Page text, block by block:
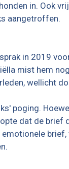
in. Ook
aangetroffen.
in 2019
mist hem
wellicht
poging.
dat de brief